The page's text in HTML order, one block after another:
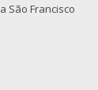
São Francisco